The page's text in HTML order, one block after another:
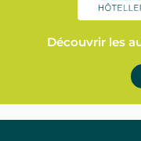
Découvrir les